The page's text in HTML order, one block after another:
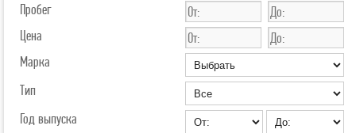
Пробег
Цена
Марка
Тип
Год выпуска